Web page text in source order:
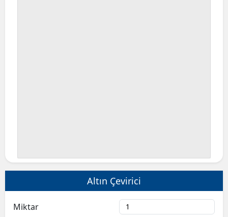
Denizli
Diyarbakır
Edirne
Altın Çevirici
Miktar